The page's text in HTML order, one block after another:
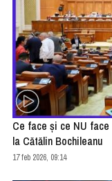
Ce face şi ce NU face
la Cătălin Bochileanu
17 feb 2026, 09:14